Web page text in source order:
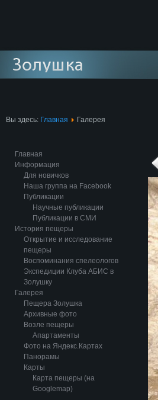
Вы здесь: Главная Галерея
Главная
Информация
Для новичков
Наша группа на Facebook
Публикации
Научные публикации
Публикации в СМИ
История пещеры
Открытие и исследование
пещеры
Воспоминания спелеологов
Экспедиции Клуба АБИС в
Золушку
Галерея
Пещера Золушка
Архивные фото
Возле пещеры
Апартаменты
Фото на Яндекс.Картах
Панорамы
Карты
Карта пещеры (на
Googlemap)